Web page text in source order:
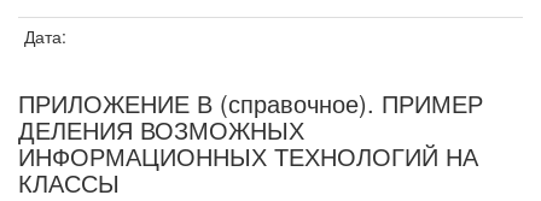
Дата:
ПРИЛОЖЕНИЕ В (справочное). ПРИМЕР
ДЕЛЕНИЯ ВОЗМОЖНЫХ
ИНФОРМАЦИОННЫХ ТЕХНОЛОГИЙ НА
КЛАССЫ